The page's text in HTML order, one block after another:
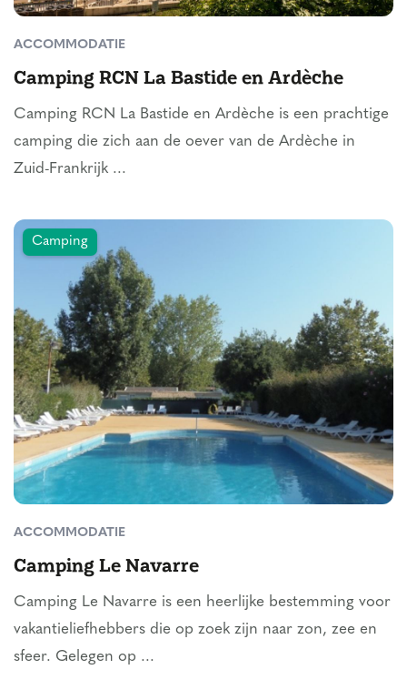
ACCOMMODATIE
Camping RCN La Bastide en Ardèche
Camping RCN La Bastide en Ardèche is een prachtige
camping die zich aan de oever van de Ardèche in
Zuid-Frankrijk ...
Camping
ACCOMMODATIE
Camping Le Navarre
Camping Le Navarre is een heerlijke bestemming voor
vakantieliefhebbers die op zoek zijn naar zon, zee en
sfeer. Gelegen op ...